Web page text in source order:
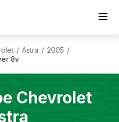
/ Astra / 2005 /
8v
Chevrolet